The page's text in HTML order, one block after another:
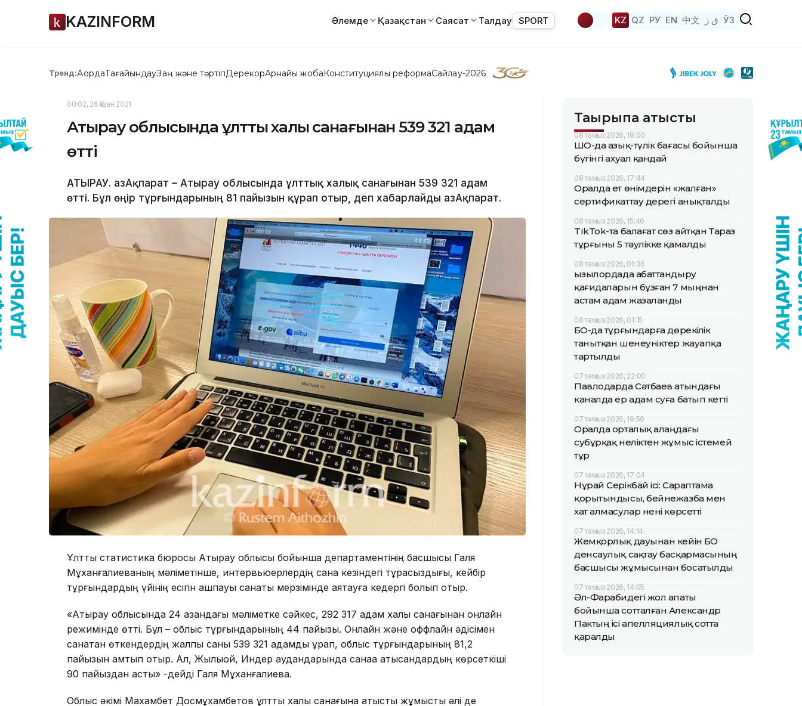
KAZINFORM Әлемде Қазақстан Саясат Талдау SPORT KZ QZ РУ EN 中文 ق ز ЎЗ
Тренд:АқордаТағайындауЗаң және тәртіпДерекқорАрнайы жобаКонституциялық реформаСайлау-2026
00:02, 26 Қазан 2021
Атырау облысында ұлттық халық санағынан 539 321 адам
өтті
АТЫРАУ. ҚазАқпарат – Атырау облысында ұлттық халық санағынан 539 321 адам
өтті. Бұл өңір тұрғындарының 81 пайызын құрап отыр, деп хабарлайды ҚазАқпарат.
Ұлттық статистика бюросы Атырау облысы бойынша департаментінің басшысы Галя
Мұханғалиеваның мәліметінше, интервьюерлердің санақ кезіндегі тұрақсыздығы, кейбір
тұрғындардың үйінің есігін ашпауы санақты мерзімінде аяқтауға кедергі болып отыр.
«Атырау облысында 24 қазандағы мәліметке сәйкес, 292 317 адам халық санағынан онлайн
режимінде өтті. Бұл – облыс тұрғындарының 44 пайызы. Онлайн және оффлайн әдісімен
санақтан өткендердің жалпы саны 539 321 адамды құрап, облыс тұрғындарының 81,2
пайызын қамтып отыр. Ал, Жылыой, Индер аудандарында санаққа қатысқандардың көрсеткіші
90 пайыздан асты» -дейді Галя Мұханғалиева.
Облыс әкімі Махамбет Досмұхамбетов ұлттық халық санағына қатысты жұмысты әлі де
Тақырыпқа қатысты
08 тамыз 2026, 18:00
ШҚО-да азық-түлік бағасы бойынша
бүгінгі ахуал қандай
08 тамыз 2026, 17:44
Оралда ет өнімдерін «жалған»
сертификаттау дерегі анықталды
08 тамыз 2026, 15:46
TikTok-та балағат сөз айтқан Тараз
тұрғыны 5 тәулікке қамалды
08 тамыз 2026, 01:36
Қызылордада абаттандыру
қағидаларын бұзған 7 мыңнан
астам адам жазаланды
08 тамыз 2026, 01:15
БҚО-да тұрғындарға дөрекілік
танытқан шенеуніктер жауапқа
тартылды
07 тамыз 2026, 22:00
Павлодарда Сәтбаев атындағы
каналда ер адам суға батып кетті
07 тамыз 2026, 19:56
Оралда орталық алаңдағы
субұрқақ неліктен жұмыс істемей
тұр
07 тамыз 2026, 17:04
Нұрай Серікбай ісі: Сараптама
қорытындысы, бейнежазба мен
хат алмасулар нені көрсетті
07 тамыз 2026, 14:14
Жемқорлық дауынан кейін БҚО
денсаулық сақтау басқармасының
басшысы жұмысынан босатылды
07 тамыз 2026, 14:05
Әл-Фарабидегі жол апаты
бойынша сотталған Александр
Пактың ісі апелляциялық сотта
қаралды